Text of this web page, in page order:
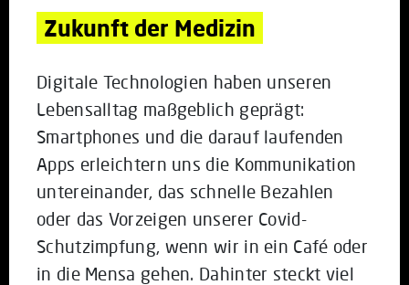
Zukunft der Medizin
Digitale Technologien haben unseren
Lebensalltag maßgeblich geprägt:
Smartphones und die darauf laufenden
Apps erleichtern uns die Kommunikation
untereinander, das schnelle Bezahlen
oder das Vorzeigen unserer Covid-
Schutzimpfung, wenn wir in ein Café oder
in die Mensa gehen. Dahinter steckt viel